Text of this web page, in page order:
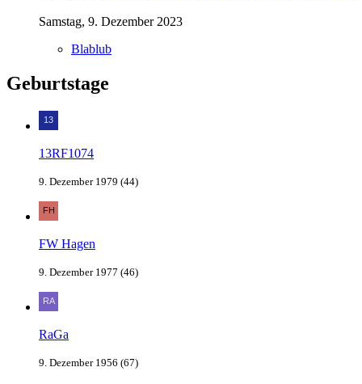
Samstag, 9. Dezember 2023
Blablub
Geburtstage
13RF1074
9. Dezember 1979 (44)
FW Hagen
9. Dezember 1977 (46)
RaGa
9. Dezember 1956 (67)